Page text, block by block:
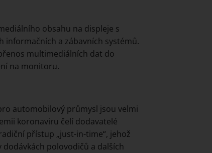
obsahu na displeje s
informačních a zábavních systémů.
multimediálních dat do
na monitoru.
automobilový průmysl jsou velmi
koronaviru čelí dodavatelé
přístup „just-in-time“, jehož
polovodičů a dalších